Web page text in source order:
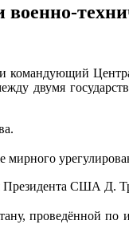
и командующий
двумя
мирного
Президента США Д.
проведённой по